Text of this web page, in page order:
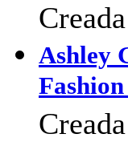
Ashley